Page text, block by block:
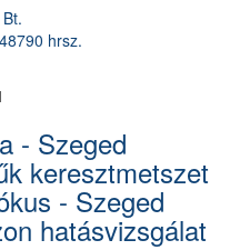
8790 hrsz.
- Szeged
keresztmetszet
- Szeged
hatásvizsgálat